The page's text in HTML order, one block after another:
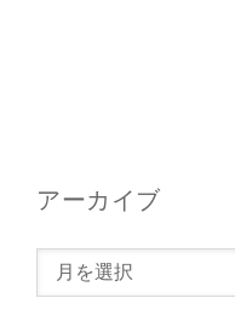
アーカイブ
ー